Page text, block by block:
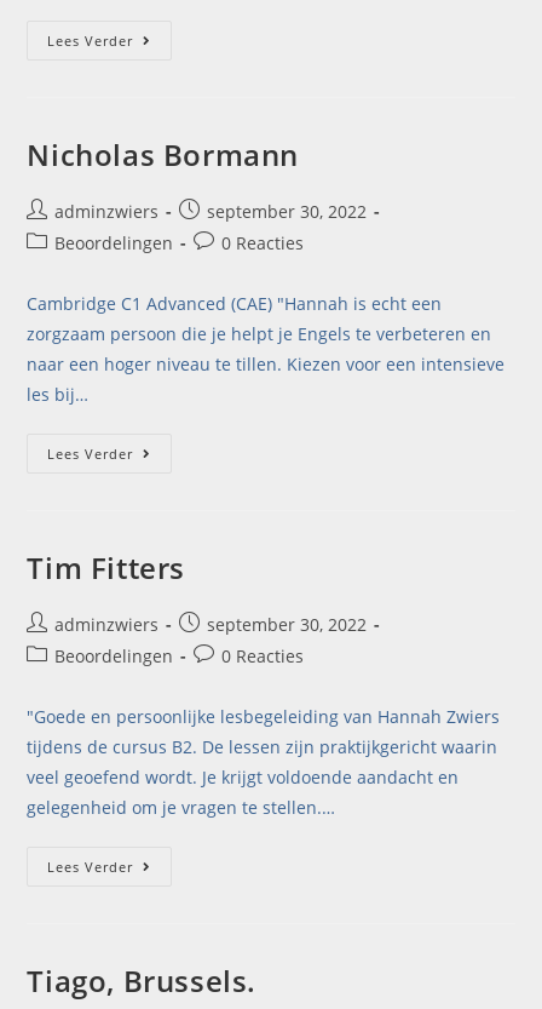
Lees Verder
Nicholas Bormann
adminzwiers
september 30, 2022
Beoordelingen
0 Reacties
Cambridge C1 Advanced (CAE) "Hannah is echt een
zorgzaam persoon die je helpt je Engels te verbeteren en
naar een hoger niveau te tillen. Kiezen voor een intensieve
les bij…
Lees Verder
Tim Fitters
adminzwiers
september 30, 2022
Beoordelingen
0 Reacties
"Goede en persoonlijke lesbegeleiding van Hannah Zwiers
tijdens de cursus B2. De lessen zijn praktijkgericht waarin
veel geoefend wordt. Je krijgt voldoende aandacht en
gelegenheid om je vragen te stellen.…
Lees Verder
Tiago, Brussels.